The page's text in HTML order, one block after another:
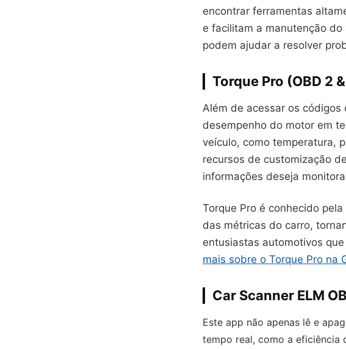
encontrar ferramentas
e facilitam a manutenção
podem ajudar a resolver
Torque Pro (OBD 2
Além de acessar os códigos
desempenho do motor em
veículo, como temperatura,
recursos de customização
informações deseja
Torque Pro é conhecido
das métricas do carro,
entusiastas automotivos
mais sobre o Torque Pro na
Car Scanner ELM
Este app não apenas lê e
tempo real, como a eficiência